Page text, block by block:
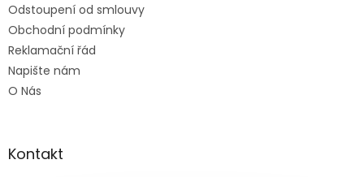
Odstoupení od smlouvy
Obchodní podmínky
Reklamační řád
Napište nám
O Nás
Kontakt